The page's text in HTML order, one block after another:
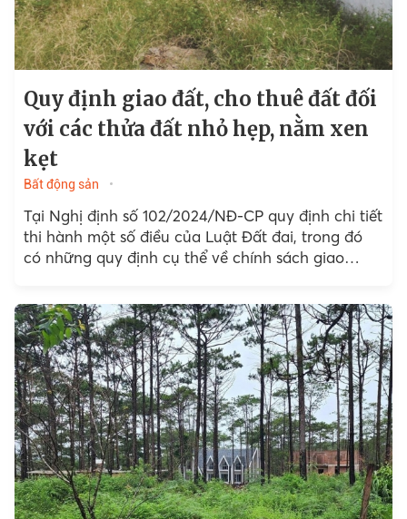
Quy định giao đất, cho thuê đất đối
với các thửa đất nhỏ hẹp, nằm xen
kẹt
Bất động sản
Tại Nghị định số 102/2024/NĐ-CP quy định chi tiết
thi hành một số điều của Luật Đất đai, trong đó
có những quy định cụ thể về chính sách giao